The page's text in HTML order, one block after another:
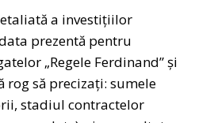
a investiţiilor
prezentă pentru
„Regele Ferdinand” şi
rog să precizaţi: sumele
stadiul contractelor